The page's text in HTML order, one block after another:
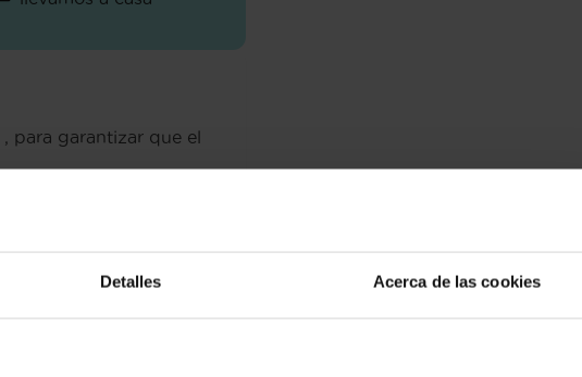
Detalles Acerca de las cookies
, para garantizar que el